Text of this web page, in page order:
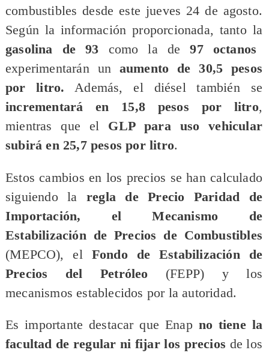
combustibles desde este jueves 24 de agosto.
Según la información proporcionada, tanto la
gasolina de 93 como la de 97 octanos
experimentarán un aumento de 30,5 pesos
por litro. Además, el diésel también se
incrementará en 15,8 pesos por litro,
mientras que el GLP para uso vehicular
subirá en 25,7 pesos por litro.
Estos cambios en los precios se han calculado
siguiendo la regla de Precio Paridad de
Importación, el Mecanismo de
Estabilización de Precios de Combustibles
(MEPCO), el Fondo de Estabilización de
Precios del Petróleo (FEPP) y los
mecanismos establecidos por la autoridad.
Es importante destacar que Enap no tiene la
facultad de regular ni fijar los precios de los